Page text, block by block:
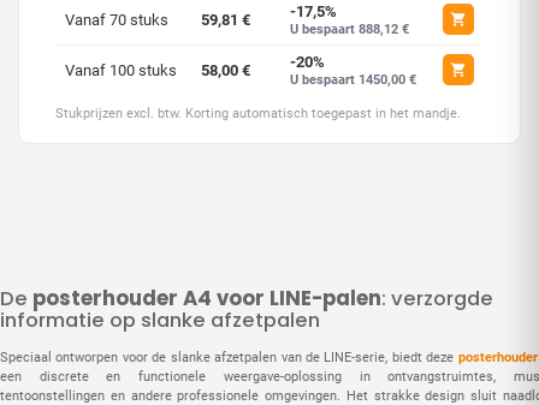
De posterhouder A4 voor LINE-palen: verzorgde
informatie op slanke afzetpalen
Speciaal ontworpen voor de slanke afzetpalen van de LINE-serie, biedt deze
een discrete en functionele weergave-oplossing in ontvangstruimtes,
tentoonstellingen en andere professionele omgevingen. Het strakke design sluit
Vanaf 70 stuks 59,81 € -17,5%
U bespaart 888,12 €
Vanaf 100 stuks 58,00 € -20%
U bespaart 1450,00 €
Stukprijzen excl. btw. Korting automatisch toegepast in het mandje.